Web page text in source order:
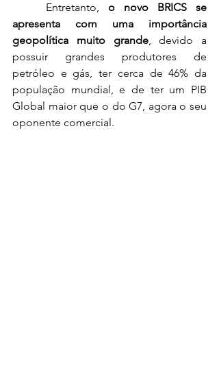
	Entretanto,
o novo BRICS se
apresenta com uma importância
geopolítica muito grande, devido a
possuir grandes produtores de
petróleo e gás, ter cerca de 46% da
população mundial, e de ter um PIB
Global maior que o do G7, agora o seu
oponente comercial.